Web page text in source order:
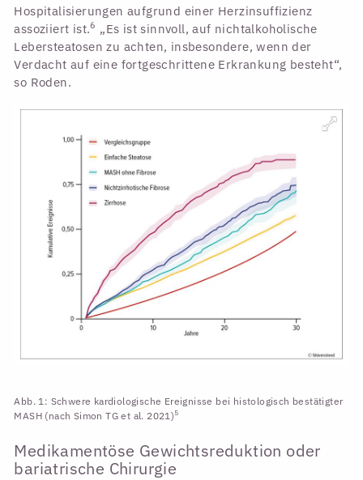
Hospitalisierungen aufgrund einer Herzinsuffizienz
assoziiert ist.6 „Es ist sinnvoll, auf nichtalkoholische
Lebersteatosen zu achten, insbesondere, wenn der
Verdacht auf eine fortgeschrittene Erkrankung besteht“,
so Roden.
Abb. 1: Schwere kardiologische Ereignisse bei histologisch bestätigter
MASH (nach Simon TG et al. 2021)5
Medikamentöse Gewichtsreduktion oder
bariatrische Chirurgie